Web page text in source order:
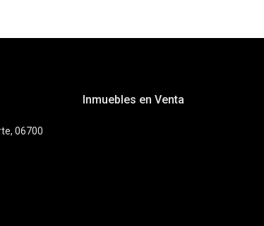
06700
Inmuebles en Venta